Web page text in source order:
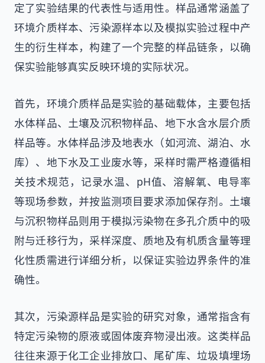
定了实验结果的代表性与适用性。样品通常涵盖了
环境介质样本、污染源样本以及模拟实验过程中产
生的衍生样本，构建了一个完整的样品链条，以确
保实验能够真实反映环境的实际状况。
首先，环境介质样品是实验的基础载体，主要包括
水体样品、土壤及沉积物样品、地下水含水层介质
样品等。水体样品涉及地表水（如河流、湖泊、水
库）、地下水及工业废水等，采样时需严格遵循相
关技术规范，记录水温、pH值、溶解氧、电导率
等现场参数，并按监测项目要求添加保存剂。土壤
与沉积物样品则用于模拟污染物在多孔介质中的吸
附与迁移行为，采样深度、质地及有机质含量等理
化性质需进行详细分析，以保证实验边界条件的准
确性。
其次，污染源样品是实验的研究对象，通常指含有
特定污染物的原液或固体废弃物浸出液。这类样品
往往来源于化工企业排放口、尾矿库、垃圾填埋场